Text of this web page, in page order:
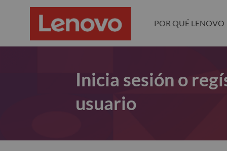
POR QUÉ LENOVO
Inicia sesión o
usuario